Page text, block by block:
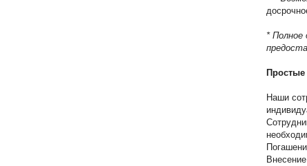
* Полное
Наши